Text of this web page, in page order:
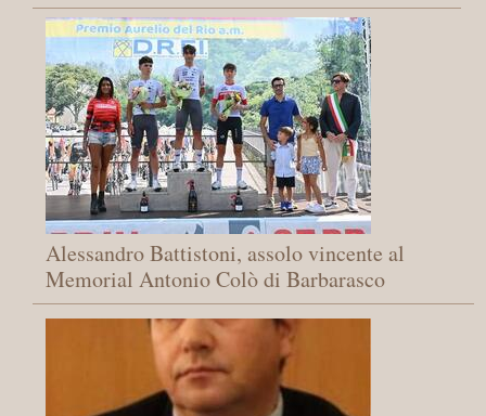
Alessandro Battistoni, assolo vincente al
Memorial Antonio Colò di Barbarasco